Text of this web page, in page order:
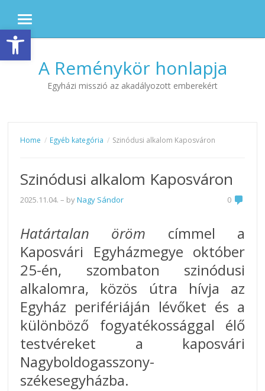
Eszköztár megnyitása
MENU
Skip to content
A Reménykör honlapja
Egyházi misszió az akadályozott emberekért
Home Egyéb kategória Szinódusi alkalom Kaposváron
Szinódusi alkalom Kaposváron
2025.11.04. – byNagy Sándor 0
Határtalan öröm címmel a
Kaposvári Egyházmegye október
25-én, szombaton szinódusi
alkalomra, közös útra hívja az
Egyház perifériáján lévőket és a
különböző fogyatékossággal élő
testvéreket a kaposvári
Nagyboldogasszony-
székesegyházba.